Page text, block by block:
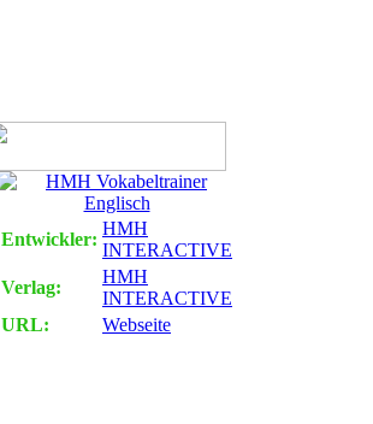
Entwickler:
HMH
INTERACTIVE
Verlag:
HMH
INTERACTIVE
URL:
Webseite